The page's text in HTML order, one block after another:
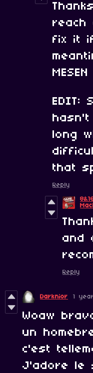
reach
fix it
EDIT:
long
that
Reply
and
Reply
Darknior 1
Woaw
un
c'est
J'adore le